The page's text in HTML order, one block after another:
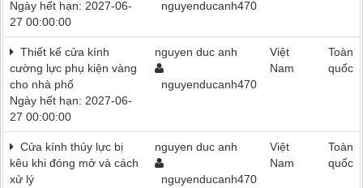
Ngày hết hạn: 2027-06-
27 00:00:00
nguyenducanh470
Thiết kế cửa kính
cường lực phụ kiện vàng
cho nhà phố
Ngày hết hạn: 2027-06-
27 00:00:00
nguyen duc anh
nguyenducanh470
Việt
Nam
Toàn
quốc
Cửa kính thủy lực bị
kêu khi đóng mở và cách
xử lý
nguyen duc anh
nguyenducanh470
Việt
Nam
Toàn
quốc